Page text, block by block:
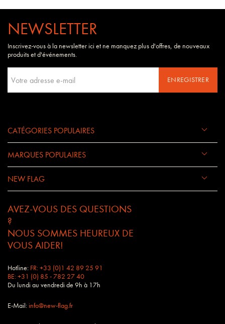
NEWSLETTER
Inscrivez-vous à la newsletter ici et ne manquez plus d'offres, de nouveaux
produits et d'événements.
ENREGISTRER
CATÉGORIES POPULAIRES
MARQUES POPULAIRES
NEW FLAG
AVEZ-VOUS DES QUESTIONS
?
NOUS SOMMES HEUREUX DE
VOUS AIDER!
Hotline: FR: +33 (0)1 42 89 25 91
BE: +31 (0) 85 - 782 27 40
Du lundi au vendredi de 9h à 17h
E-Mail:info@new-flag.fr